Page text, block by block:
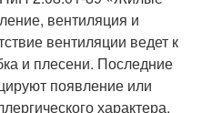
вентиляция и
вентиляции ведет к
и плесени. Последние
появление или
характера.